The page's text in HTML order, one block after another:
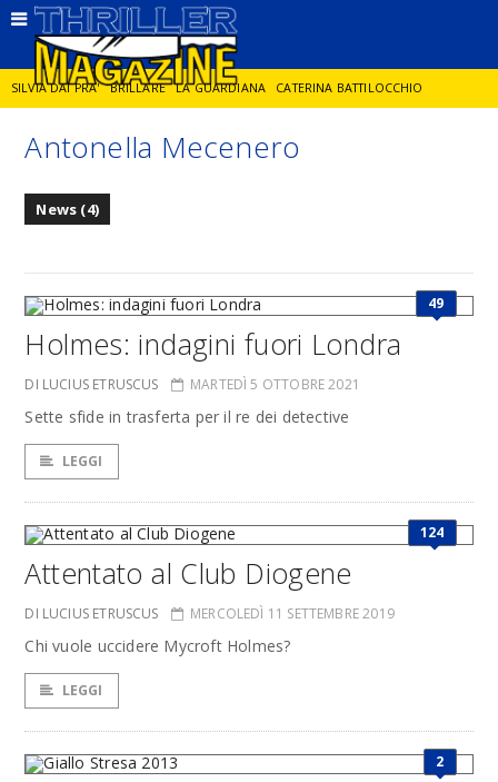
SILVIA DAI PRA' BRILLARE LA GUARDIANA CATERINA BATTILOCCHIO
JORGE DIAZ LA SPIA DELITTO IN CORNICE GIANCARLO DE CATALDO
Antonella Mecenero
News (4)
49
Holmes: indagini fuori Londra
DI LUCIUS ETRUSCUS MARTEDÌ 5 OTTOBRE 2021
Sette sfide in trasferta per il re dei detective
LEGGI
124
Attentato al Club Diogene
DI LUCIUS ETRUSCUS MERCOLEDÌ 11 SETTEMBRE 2019
Chi vuole uccidere Mycroft Holmes?
LEGGI
2